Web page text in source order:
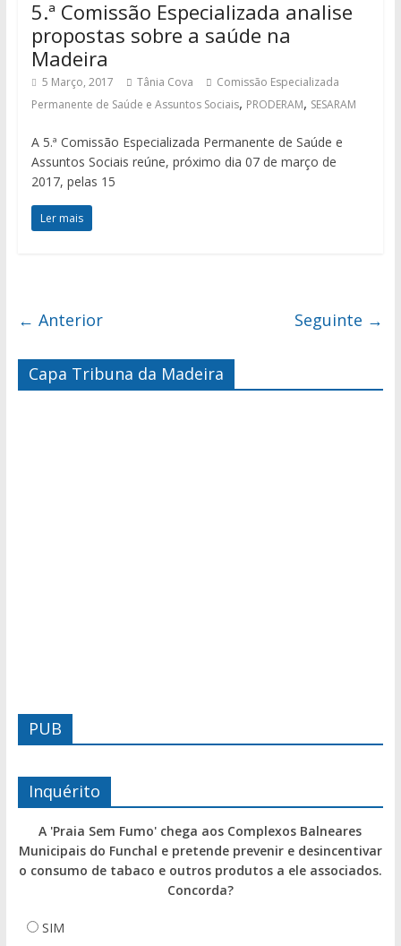
5.ª Comissão Especializada analise
propostas sobre a saúde na
Madeira
5 Março, 2017 Tânia Cova
Comissão Especializada
Permanente de Saúde e Assuntos Sociais, PRODERAM, SESARAM
A 5.ª Comissão Especializada Permanente de Saúde e
Assuntos Sociais reúne, próximo dia 07 de março de
2017, pelas 15
Ler mais
← Anterior Seguinte →
Capa Tribuna da Madeira
PUB
Inquérito
A 'Praia Sem Fumo' chega aos Complexos Balneares
Municipais do Funchal e pretende prevenir e desincentivar
o consumo de tabaco e outros produtos a ele associados.
Concorda?
SIM